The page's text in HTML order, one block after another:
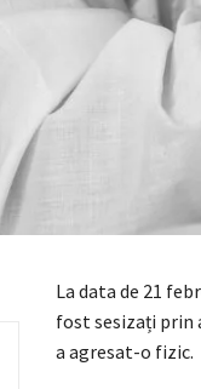
La data de 21
fost sesizați prin
a agresat-o fizic.